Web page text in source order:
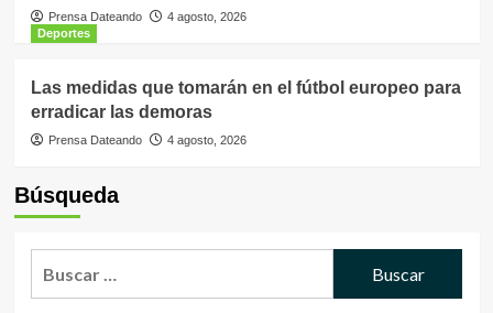
Prensa Dateando
4 agosto, 2026
Deportes
Las medidas que tomarán en el fútbol europeo para
erradicar las demoras
Prensa Dateando 4 agosto, 2026
Búsqueda